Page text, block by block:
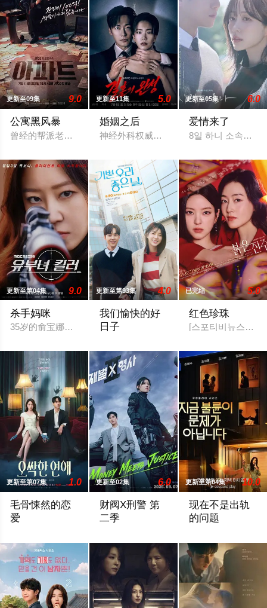
更新至09集 9.0
公寓黑风暴
曾经的帮派老大急需现金，于是和有志成为律师的同伴合作，打
更新至11集 5.0
婚姻之后
神经外科权威姜泰柱（南宫珉 饰）因为
更新至05集 6.0
爱情来了
8일 하니 소속사 써
更新至第04集 9.0
杀手妈咪
35岁的俞宝娜过着相夫教子的普通生活。表面上她看起来温顺和
更新至第93集 4.0
我们愉快的好
日子
已完结 5.0
红色珍珠
[스포티비뉴스=강
更新至第07集 1.0
毛骨悚然的恋
爱
更新至02集 6.0
财阀X刑警 第
二季
更新至第04集 10.0
现在不是出轨
的问题